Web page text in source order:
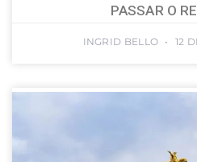
PASSAR O
INGRID BELLO 12